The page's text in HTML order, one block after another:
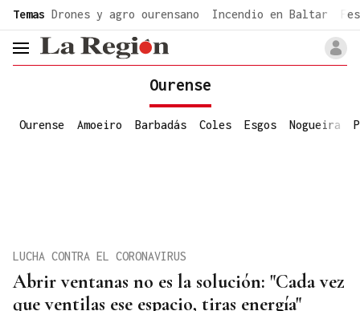
Temas Drones y agro ourensano Incendio en Baltar
header.menu.open
Ourense
Ourense Amoeiro Barbadás Coles Esgos Nogueira
Abrir ventanas no es la solución: "Cada vez
que ventilas ese espacio, tiras energía"
LUCHA CONTRA EL CORONAVIRUS